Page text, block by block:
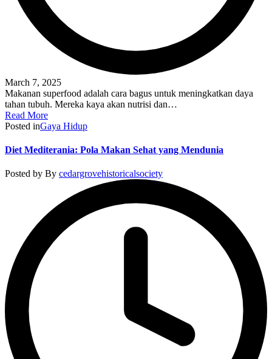
March 7, 2025
Makanan superfood adalah cara bagus untuk meningkatkan daya
tahan tubuh. Mereka kaya akan nutrisi dan…
Read More
Posted inGaya Hidup
Diet Mediterania: Pola Makan Sehat yang Mendunia
Posted by By cedargrovehistoricalsociety